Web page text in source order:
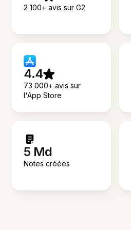
2 100+ avis sur G2
4.4
73 000+ avis sur
l'App Store
5 Md
Notes créées